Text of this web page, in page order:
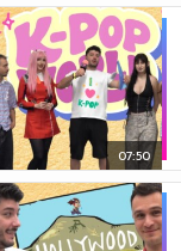
07:50